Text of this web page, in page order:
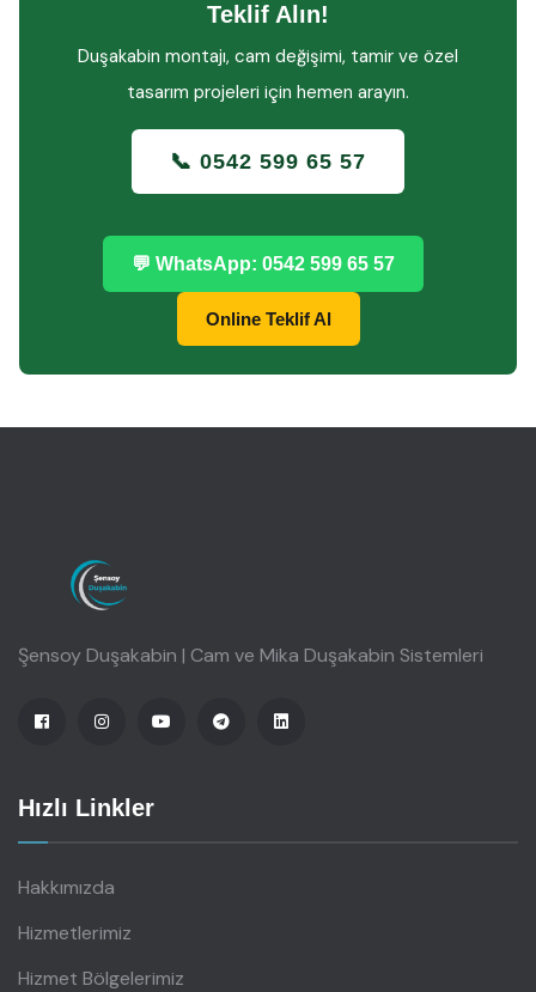
Teklif Alın!
Duşakabin montajı, cam değişimi, tamir ve özel
tasarım projeleri için hemen arayın.
📞 0542 599 65 57
💬 WhatsApp: 0542 599 65 57
Online Teklif Al
Şensoy Duşakabin | Cam ve Mika Duşakabin Sistemleri
Hızlı Linkler
Hakkımızda
Hizmetlerimiz
Hizmet Bölgelerimiz